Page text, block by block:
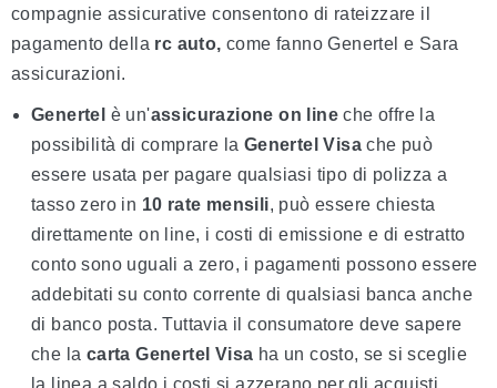
compagnie assicurative consentono di rateizzare il
pagamento della rc auto, come fanno Genertel e Sara
assicurazioni.
Genertel è un'assicurazione on line che offre la
possibilità di comprare la Genertel Visa che può
essere usata per pagare qualsiasi tipo di polizza a
tasso zero in 10 rate mensili, può essere chiesta
direttamente on line, i costi di emissione e di estratto
conto sono uguali a zero, i pagamenti possono essere
addebitati su conto corrente di qualsiasi banca anche
di banco posta. Tuttavia il consumatore deve sapere
che la carta Genertel Visa ha un costo, se si sceglie
la linea a saldo i costi si azzerano per gli acquisti